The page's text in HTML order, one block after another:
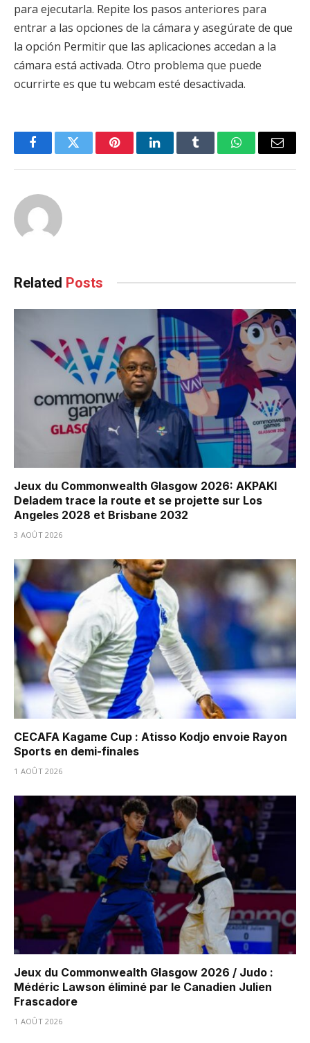
para ejecutarla. Repite los pasos anteriores para
entrar a las opciones de la cámara y asegúrate de que
la opción Permitir que las aplicaciones accedan a la
cámara está activada. Otro problema que puede
ocurrirte es que tu webcam esté desactivada.
FacebookTwitter PinterestLinkedInTumblr WhatsAppEmail
Related Posts
Jeux du Commonwealth Glasgow 2026: AKPAKI
Deladem trace la route et se projette sur Los
Angeles 2028 et Brisbane 2032
3 AOÛT 2026
CECAFA Kagame Cup : Atisso Kodjo envoie Rayon
Sports en demi-finales
1 AOÛT 2026
Jeux du Commonwealth Glasgow 2026 / Judo :
Médéric Lawson éliminé par le Canadien Julien
Frascadore
1 AOÛT 2026